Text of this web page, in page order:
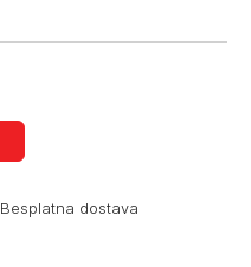
Besplatna dostava